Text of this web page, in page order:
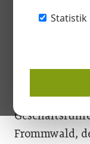
Statistik
Kirchdorfer
Geschicke des
GmbH –
Kirchdorfer
Frommwald,